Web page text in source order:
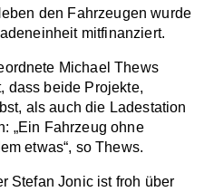
den Fahrzeugen wurde
mitfinanziert.
Michael Thews
dass beide Projekte,
als auch die Ladestation
„Ein Fahrzeug ohne
etwas“, so Thews.
Stefan Jonic ist froh über